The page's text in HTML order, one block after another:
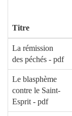
Titre
La rémission
des péchés - pdf
Le blasphème
contre le Saint-
Esprit - pdf